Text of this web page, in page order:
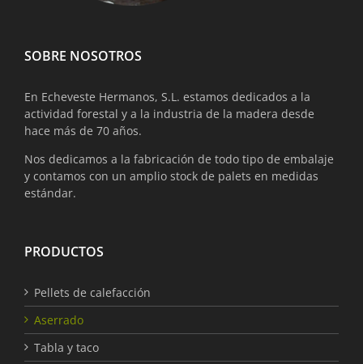
SOBRE NOSOTROS
En Echeveste Hermanos, S.L. estamos dedicados a la
actividad forestal y a la industria de la madera desde
hace más de 70 años.
Nos dedicamos a la fabricación de todo tipo de embalaje
y contamos con un amplio stock de palets en medidas
estándar.
PRODUCTOS
Pellets de calefacción
Aserrado
Tabla y taco